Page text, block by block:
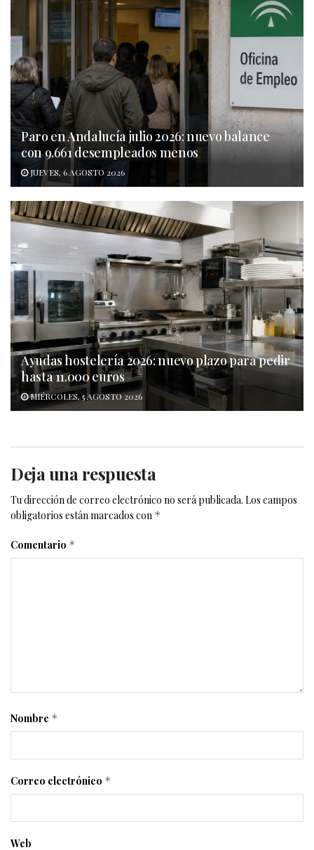
Paro en Andalucía julio 2026: nuevo balance
con 9.661 desempleados menos
JUEVES, 6 AGOSTO 2026
Ayudas hostelería 2026: nuevo plazo para pedir
hasta 11.000 euros
MIÉRCOLES, 5 AGOSTO 2026
Deja una respuesta
Tu dirección de correo electrónico no será publicada. Los campos
obligatorios están marcados con *
Comentario *
Nombre *
Correo electrónico *
Web